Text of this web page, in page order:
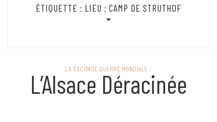
LITTÉRATURE EN
ÉTIQUETTE : LIEU : CAMP DE STRUTHOF
LA SECONDE GUERRE MONDIALE /
L’Alsace Déracinée